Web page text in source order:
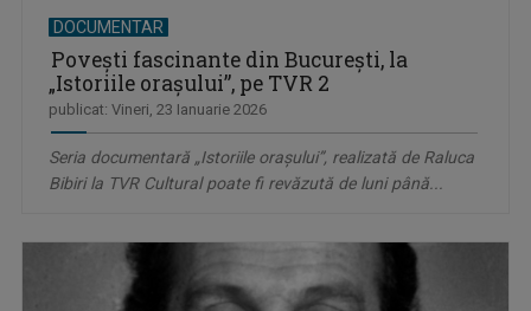
DOCUMENTAR
Poveşti fascinante din Bucureşti, la
„Istoriile oraşului”, pe TVR 2
publicat: Vineri, 23 Ianuarie 2026
Seria documentară „Istoriile oraşului”, realizată de Raluca
Bibiri la TVR Cultural poate fi revăzută de luni până...